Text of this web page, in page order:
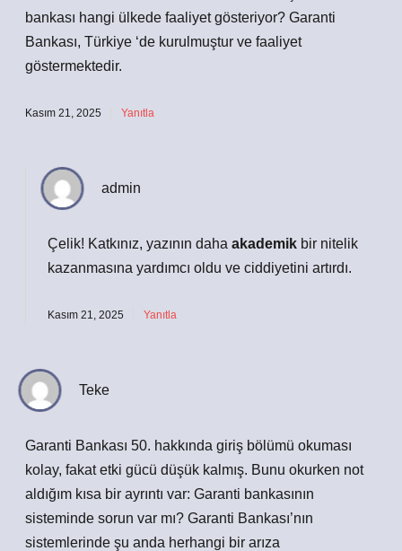
bankası hangi ülkede faaliyet gösteriyor? Garanti
Bankası, Türkiye ‘de kurulmuştur ve faaliyet
göstermektedir.
Kasım 21, 2025 Yanıtla
admin
Çelik! Katkınız, yazının daha akademik bir nitelik
kazanmasına yardımcı oldu ve ciddiyetini artırdı.
Kasım 21, 2025 Yanıtla
Teke
Garanti Bankası 50. hakkında giriş bölümü okuması
kolay, fakat etki gücü düşük kalmış. Bunu okurken not
aldığım kısa bir ayrıntı var: Garanti bankasının
sisteminde sorun var mı? Garanti Bankası’nın
sistemlerinde şu anda herhangi bir arıza